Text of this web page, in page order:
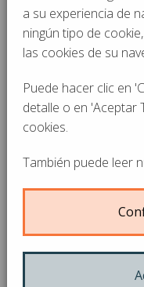
a su experiencia de
ningún tipo de
las cookies de su
Puede hacer clic en
detalle o en 'Aceptar
cookies.
También puede leer